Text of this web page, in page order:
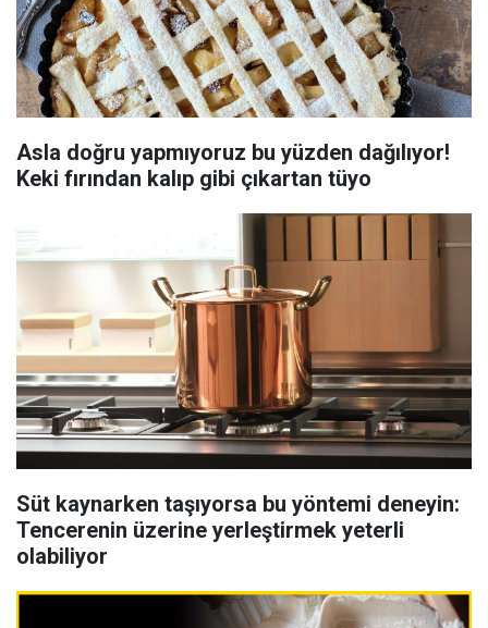
Asla doğru yapmıyoruz bu yüzden dağılıyor!
Keki fırından kalıp gibi çıkartan tüyo
Süt kaynarken taşıyorsa bu yöntemi deneyin:
Tencerenin üzerine yerleştirmek yeterli
olabiliyor